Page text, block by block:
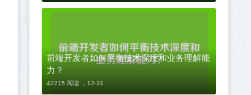
前端开发者如何平衡技术深度和业务理解能
力？
42215 阅读 ， 12-31